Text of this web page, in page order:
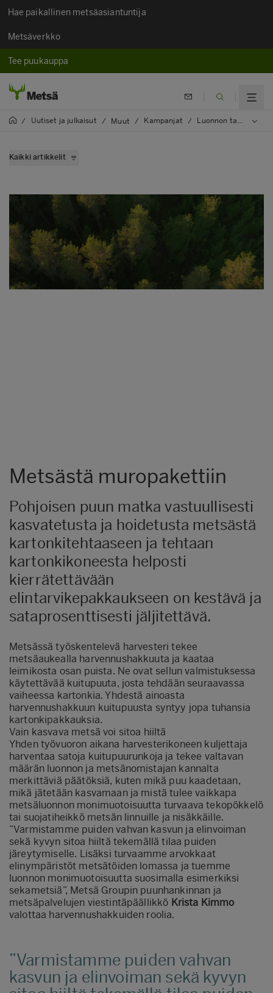
Hae paikallinen metsäasiantuntija
Metsäverkko
Tee puukauppa
/ Uutiset ja julkaisut / Muut / Kampanjat / Luonnon tapa pakata
Kaikki artikkelit
Kevyemmin ja kestävämmin
Metsästä muropakettiin
Pohjoisen puun matka vastuullisesti
kasvatetusta ja hoidetusta metsästä
kartonkitehtaaseen ja tehtaan
kartonkikoneesta helposti
kierrätettävään
elintarvikepakkaukseen on kestävä ja
sataprosenttisesti jäljitettävä.
Metsässä työskentelevä harvesteri tekee
metsäaukealla harvennushakkuuta ja kaataa
leimikosta osan puista. Ne ovat sellun valmistuksessa
käytettävää kuitupuuta, josta tehdään seuraavassa
vaiheessa kartonkia. Yhdestä ainoasta
harvennushakkuun kuitupuusta syntyy jopa tuhansia
kartonkipakkauksia.
Vain kasvava metsä voi sitoa hiiltä
Yhden työvuoron aikana harvesterikoneen kuljettaja
harventaa satoja kuitupuurunkoja ja tekee valtavan
määrän luonnon ja metsänomistajan kannalta
merkittäviä päätöksiä, kuten mikä puu kaadetaan,
mikä jätetään kasvamaan ja mistä tulee vaikkapa
metsäluonnon monimuotoisuutta turvaava tekopökkelö
tai suojatiheikkö metsän linnuille ja nisäkkäille.
”Varmistamme puiden vahvan kasvun ja elinvoiman
sekä kyvyn sitoa hiiltä tekemällä tilaa puiden
järeytymiselle. Lisäksi turvaamme arvokkaat
elinympäristöt metsätöiden lomassa ja tuemme
luonnon monimuotoisuutta suosimalla esimerkiksi
sekametsiä”, Metsä Groupin puunhankinnan ja
metsäpalvelujen viestintäpäällikkö Krista Kimmo
valottaa harvennushakkuiden roolia.
Varmistamme puiden vahvan
kasvun ja elinvoiman sekä kyvyn